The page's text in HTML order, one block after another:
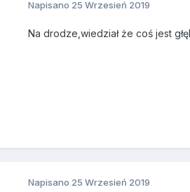
Napisano 25 Wrzesień 2019
Na drodze,wiedział że coś jest
Napisano 25 Wrzesień 2019